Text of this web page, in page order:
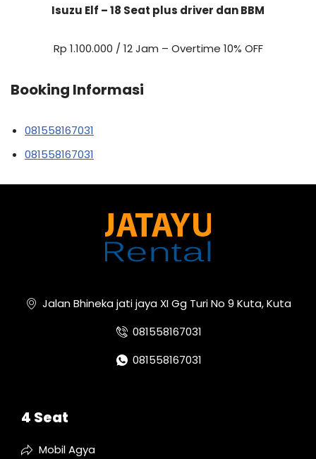
Isuzu Elf – 18 Seat plus driver dan BBM
Rp 1.100.000 / 12 Jam – Overtime 10% OFF
Booking Informasi
081558167031
081558167031
Jalan Bhineka jati jaya XI Gg Turi No 9 Kuta, Kuta
081558167031
081558167031
4 Seat
Mobil Agya